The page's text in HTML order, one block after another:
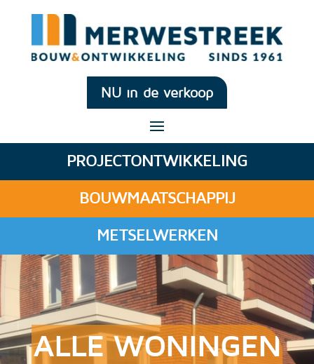
NU in de verkoop
PROJECTONTWIKKELING
BOUWMAATSCHAPPIJ
METSELWERKEN
ALLE WONINGEN